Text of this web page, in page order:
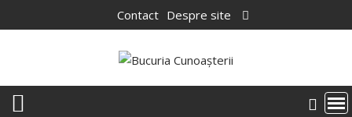
to
Contact Despre site